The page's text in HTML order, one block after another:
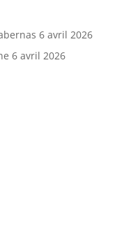
6 avril 2026
6 avril 2026